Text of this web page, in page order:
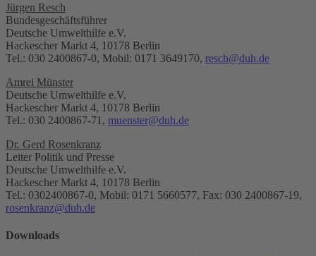
Jürgen Resch
Bundesgeschäftsführer
Deutsche Umwelthilfe e.V.
Hackescher Markt 4, 10178 Berlin
Tel.: 030 2400867-0, Mobil: 0171 3649170, resch@duh.de
Amrei Münster
Deutsche Umwelthilfe e.V.
Hackescher Markt 4, 10178 Berlin
Tel.: 030 2400867-71, muenster@duh.de
Dr. Gerd Rosenkranz
Leiter Politik und Presse
Deutsche Umwelthilfe e.V.
Hackescher Markt 4, 10178 Berlin
Tel.: 0302400867-0, Mobil: 0171 5660577, Fax: 030 2400867-19,
rosenkranz@duh.de
Downloads